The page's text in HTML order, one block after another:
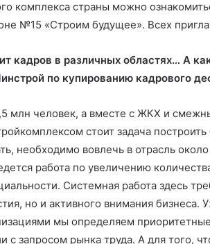
комплекса страны можно
№15 «Строим будущее». Всех
кадров в различных областях… А
по купированию кадрового
млн человек, а вместе с ЖКХ и
стоит задача
необходимо вовлечь в отрасль
работа по увеличению
Системная работа здесь
но и активного внимания бизнеса.
мы определяем
с запросом рынка труда. А для того,